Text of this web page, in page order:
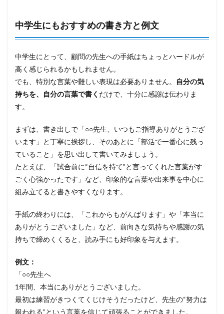
中学生にもおすすめの書き方と例文
中学生にとって、顧問の先生への手紙はちょっとハードルが
高く感じられるかもしれません。
でも、特別な言葉や難しい表現は必要ありません。
自分の気
持ちを、自分の言葉で書く だけで、十分に感謝は伝わりま
す。
まずは、書き出しで「○○先生、いつもご指導ありがとうござ
います」と丁寧に挨拶し、そのあとに「部活で一番心に残っ
ていること」を思い出して書いてみましょう。
たとえば、「試合前に“自信を持て”と言ってくれた言葉がす
ごく心強かったです」など、印象的な言葉や出来事を中心に
組み立てると書きやすくなります。
手紙の終わりには、「これからもがんばります」や「本当に
ありがとうございました」など、前向きな気持ちや感謝の気
持ちで締めくくると、読み手にも好印象を与えます。
例文：
「○○先生へ
1年間、本当にありがとうございました。
最初は練習がきつくてくじけそうだったけど、先生の“努力は
報われる”という言葉を信じて頑張ることができました。